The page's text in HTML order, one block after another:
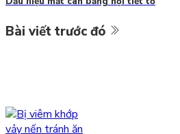
Bài viết trước đó